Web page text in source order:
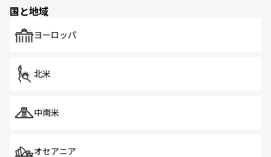
で、ホーカーズは地元の風情を楽しめる外せないスポット
国と地域
ヨーロッパ
北米
中南米
オセアニア